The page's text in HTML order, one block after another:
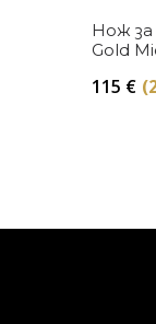
Нож за
Gold
115 €